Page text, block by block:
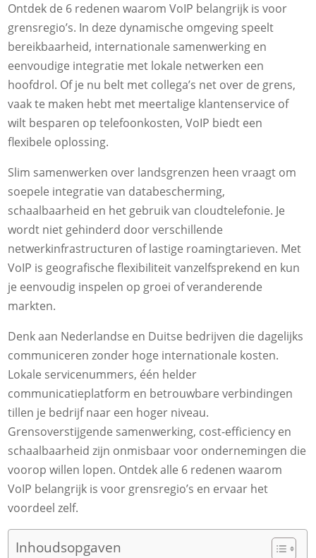
Ontdek de 6 redenen waarom VoIP belangrijk is voor
grensregio’s. In deze dynamische omgeving speelt
bereikbaarheid, internationale samenwerking en
eenvoudige integratie met lokale netwerken een
hoofdrol. Of je nu belt met collega’s net over de grens,
vaak te maken hebt met meertalige klantenservice of
wilt besparen op telefoonkosten, VoIP biedt een
flexibele oplossing.
Slim samenwerken over landsgrenzen heen vraagt om
soepele integratie van databescherming,
schaalbaarheid en het gebruik van cloudtelefonie. Je
wordt niet gehinderd door verschillende
netwerkinfrastructuren of lastige roamingtarieven. Met
VoIP is geografische flexibiliteit vanzelfsprekend en kun
je eenvoudig inspelen op groei of veranderende
markten.
Denk aan Nederlandse en Duitse bedrijven die dagelijks
communiceren zonder hoge internationale kosten.
Lokale servicenummers, één helder
communicatieplatform en betrouwbare verbindingen
tillen je bedrijf naar een hoger niveau.
Grensoverstijgende samenwerking, cost-efficiency en
schaalbaarheid zijn onmisbaar voor ondernemingen die
voorop willen lopen. Ontdek alle 6 redenen waarom
VoIP belangrijk is voor grensregio’s en ervaar het
voordeel zelf.
Inhoudsopgaven